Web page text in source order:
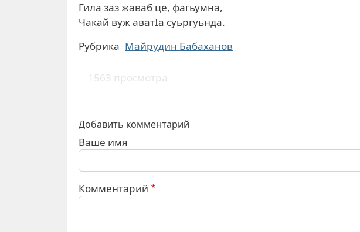
Гила заз жаваб це, фагьумна,
Чакай вуж аватIа суьргуьнда.
Рубрика Майрудин Бабаханов
1563 просмотра
Добавить комментарий
Ваше имя
Комментарий